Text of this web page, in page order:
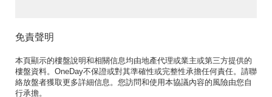
免責聲明
本頁顯示的樓盤說明和相關信息均由地產代理或業主或第三方提供的
樓盤資料。OneDay不保證或對其準確性或完整性承擔任何責任。請聯
絡放盤者獲取更多詳細信息。您訪問和使用本協議內容的風險由您自
行承擔。